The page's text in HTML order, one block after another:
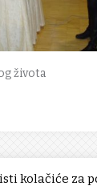
života
kolačiće za